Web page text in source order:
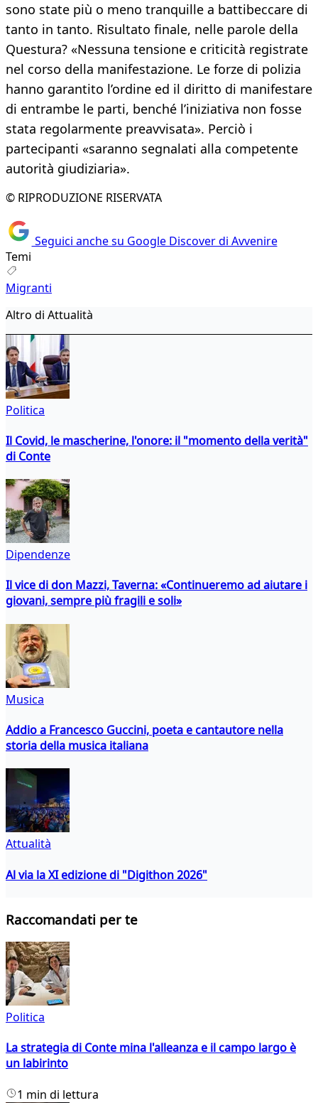
sono state più o meno tranquille a battibeccare di
tanto in tanto. Risultato finale, nelle parole della
Questura? «Nessuna tensione e criticità registrate
nel corso della manifestazione. Le forze di polizia
hanno garantito l’ordine ed il diritto di manifestare
di entrambe le parti, benché l’iniziativa non fosse
stata regolarmente preavvisata». Perciò i
partecipanti «saranno segnalati alla competente
autorità giudiziaria».
© RIPRODUZIONE RISERVATA
Seguici anche su Google Discover di Avvenire
Temi
Migranti
Altro di Attualità
Politica
Il Covid, le mascherine, l'onore: il "momento della verità"
di Conte
Dipendenze
Il vice di don Mazzi, Taverna: «Continueremo ad aiutare i
giovani, sempre più fragili e soli»
Musica
Addio a Francesco Guccini, poeta e cantautore nella
storia della musica italiana
Attualità
Al via la XI edizione di "Digithon 2026"
Raccomandati per te
Politica
La strategia di Conte mina l'alleanza e il campo largo è
un labirinto
1 min di lettura